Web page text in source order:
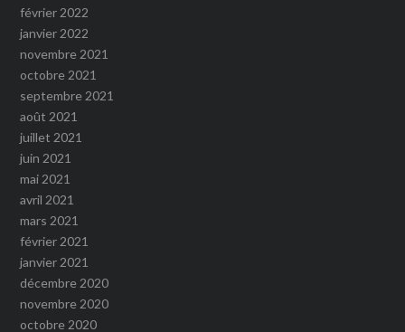
février 2022
janvier 2022
novembre 2021
octobre 2021
septembre 2021
août 2021
juillet 2021
juin 2021
mai 2021
avril 2021
mars 2021
février 2021
janvier 2021
décembre 2020
novembre 2020
octobre 2020